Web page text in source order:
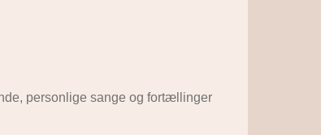
personlige sange og fortællinger